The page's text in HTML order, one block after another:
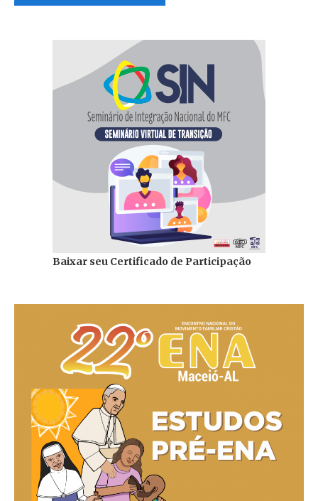
Baixar seu Certificado de Participação